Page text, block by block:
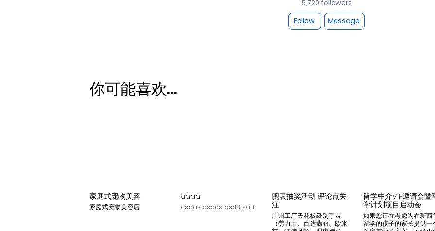
5,720 followers
Follow
Message
你可能喜欢...
家庭式宠物美容
家庭式宠物美容店
aaaa
asdas asdas asd3 sad
腕表抽奖活动 评论点关
注
广州工厂天花板级别手表
（劳力士、百达翡丽、欧米
留学中介VIP邀请会暨
学计划项目启动会
如果您正在考虑为在新西
留学的孩子的家长提供一